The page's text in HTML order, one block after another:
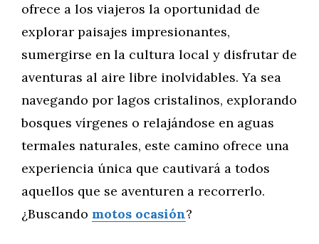
ofrece a los viajeros la oportunidad de
explorar paisajes impresionantes,
sumergirse en la cultura local y disfrutar de
aventuras al aire libre inolvidables. Ya sea
navegando por lagos cristalinos, explorando
bosques vírgenes o relajándose en aguas
termales naturales, este camino ofrece una
experiencia única que cautivará a todos
aquellos que se aventuren a recorrerlo.
¿Buscando motos ocasión?